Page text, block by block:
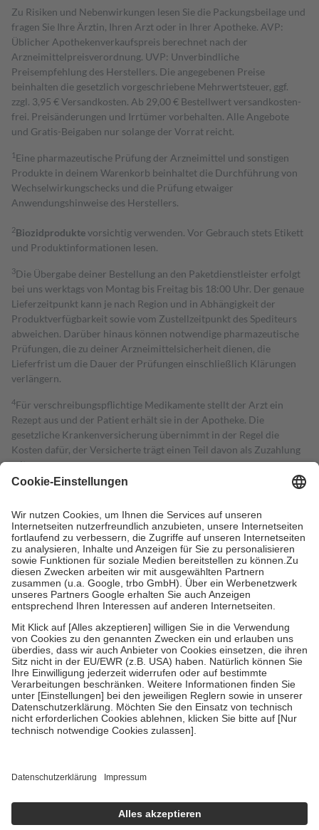
Zu Risiken und Nebenwirkungen lesen Sie die Packungsbeilage und
fragen Sie Ihre Ärztin, Ihren Arzt oder in Ihrer Apotheke. AVP:
Üblicher Apothekenverkaufspreis berechnet nach der
Arzneimittelpreisverordnung. UVP: Unverbindliche
Preisempfehlung des Herstellers. Die angegebenen Preise
beinhalten die gesetzlich vorgeschriebene Mehrwertsteuer, ggf.
zzgl. 3,95 € Versandkosten. Ab 29,00 € Bestell­wert versand­kosten­
frei. Preisänderungen und Irrtümer vorbehalten. Alle Angebote
und Gratis-Beigaben nur solange der Vorrat reicht.
1 Eine pharmazeutische Prüfung der Arzneimittel und sonstigen
Produkte in deinem Warenkorb beinhaltet die Durchführung von
Wechselwirkungschecks und die Prüfung etwaiger
Anwendungshinweise des Herstellers.
2Biozidproduktevorsichtig verwenden. Vor Gebrauch stets Etikett
und Produktinformationen lesen.
3Die Übergabe deiner Bestellung an den Paketdienstleister erfolgt
bei uns werktags von Montag bis Freitag bis 18:00 Uhr. Der genaue
Lieferzeitpunkt kann je nach Region und in Abhängigkeit der
Produktverfügbarkeit sowie vom Zustellzeitpunkt des Spediteurs
abweichen. Darüber hinaus können notwendige pharmazeutische
Prüfungen, die zu deiner Arzneimittelsicherheit dienen, die
Lieferfrist um die Dauer der Prüfungen einschließlich Klärungen
verlängern.
4Für verschreibungspflichtige Medikamente stellt der Arzt ein
Rezept aus und der Patient erhält sie in der Apotheke. Die
gesetzliche Krankenversicherung übernimmt in der Regel die
Kosten dafür, der Versicherte trägt einen Teil davon als Zuzahlung
mit.
Grundsätzlich leisten Mitglieder Zuzahlungen in Höhe von zehn
höchstens zehn Euro.
Es sind jedoch nie mehr als die tatsächlichen
Kosten der Leistung zu entrichten.
Diese Regeln gelten grundsätzlich auch für Online-Apotheken.
Bei Heilmitteln und häuslicher Krankenpflege beträgt die
Zuzahlung zehn Prozent der Kosten sowie zehn Euro je
Verordnung.
Um das Engagement der Versicherten für ihre eigene Gesundheit zu
stärken und die besondere Stellung der Familie zu unterstützen,
fallenkeine Zuzahlungenan bei:
• Kindern und Jugendlichen bis zum vollendeten 18. Lebensjahr
mit Ausnahme der Fahrkosten
• Untersuchungen zur Vorsorge und Früherkennung, die von der
GKV getragen werden
• empfohlenen Schutzimpfungen
• Harn- und Blutteststreifen
getroffen, um sicherzustellen, dass es sich um echte Bewertungen
https://help.etrusted.com/hc/de/articles/4419944605341